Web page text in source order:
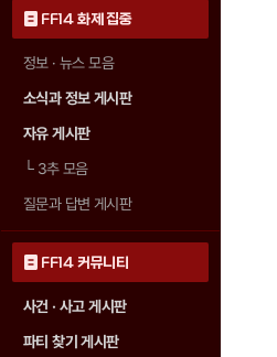
FF14 화제 집중
정보 · 뉴스 모음
소식과 정보 게시판
자유 게시판
└3추 모음
질문과 답변 게시판
FF14 커뮤니티
사건 · 사고 게시판
파티 찾기 게시판